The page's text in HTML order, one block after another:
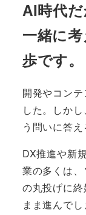
AI時代
一緒に
歩です。
開発やコン
した。しか
う問いに答
DX推進や新
業の多くは
の丸投げに
まま進んでし